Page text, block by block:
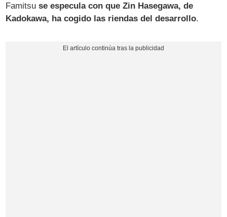
Famitsuse especula con que Zin Hasegawa, de
Kadokawa, ha cogido las riendas del desarrollo.